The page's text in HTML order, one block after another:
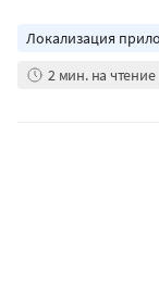
Локализация
2 мин. на чтение